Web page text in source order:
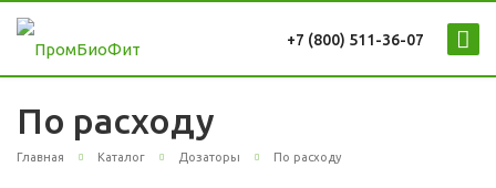
+7 (800) 511-36-07
По расходу
Главная Каталог Дозаторы По расходу